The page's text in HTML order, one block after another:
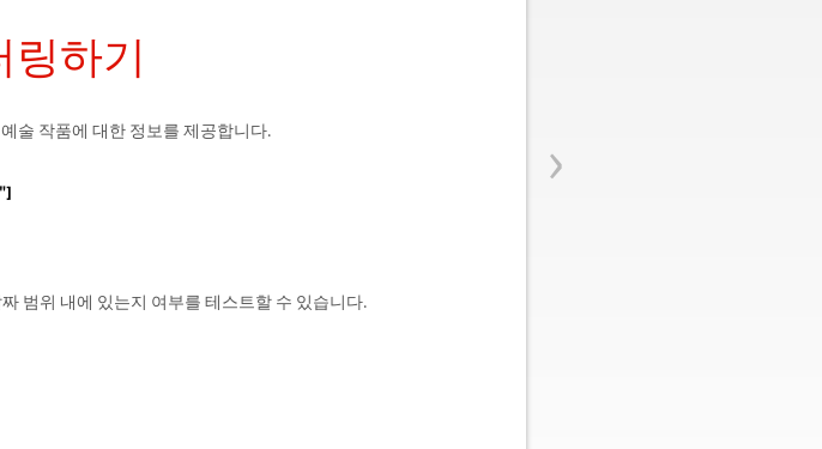
›
링하기
술 작품에 대한 정보를 제공합니다.
범위 내에 있는지 여부를 테스트할 수 있습니다.